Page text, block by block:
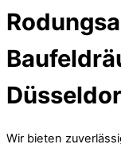
Wir bieten